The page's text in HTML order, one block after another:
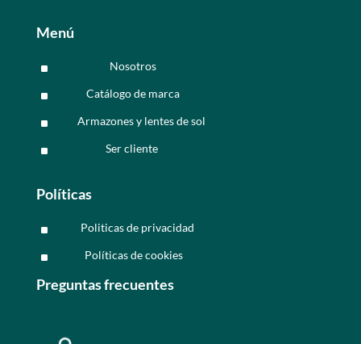
Menú
^ Nosotros
^ Catálogo de marca
^ Armazones y lentes de sol
^ Ser cliente
Políticas
^ Politicas de privacidad
^ Políticas de cookies
Preguntas frecuentes